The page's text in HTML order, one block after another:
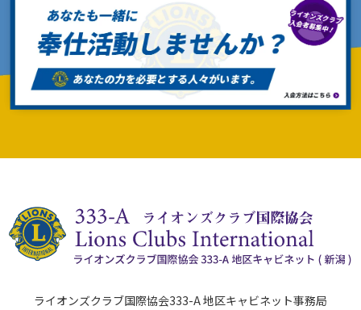
ライオンズクラブ国際協会333-A 地区キャビネット事務局